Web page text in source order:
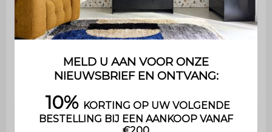
Dichtheid
rugschuim
Polyestervezel
Dichtheid
armleuning
Polyurethaanschuim (18 kg/m3)
Vulling kleine
Polyestervezel